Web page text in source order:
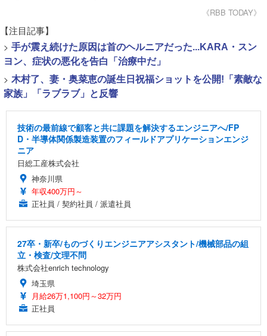
《RBB TODAY》
【注目記事】
> 手が震え続けた原因は首のヘルニアだった...KARA・スン
ヨン、症状の悪化を告白「治療中だ」
> 木村了、妻・奥菜恵の誕生日祝福ショットを公開!「素敵な
家族」「ラブラブ」と反響
技術の最前線で顧客と共に課題を解決するエンジニアへ/FP
D・半導体関係製造装置のフィールドアプリケーションエンジ
ニア
日総工産株式会社
神奈川県
年収400万円～
正社員 / 契約社員 / 派遣社員
27卒・新卒/ものづくりエンジニアアシスタント/機械部品の組
立・検査/文理不問
株式会社enrich technology
埼玉県
月給26万1,100円～32万円
正社員